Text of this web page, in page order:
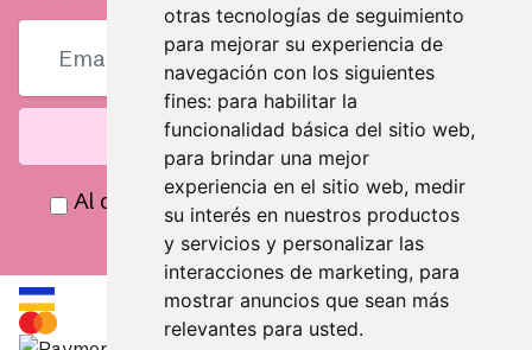
otras tecnologías de seguimiento
para mejorar su experiencia de
navegación con los siguientes
fines: para habilitar la
funcionalidad básica del sitio web,
para brindar una mejor
experiencia en el sitio web, medir
su interés en nuestros productos
y servicios y personalizar las
interacciones de marketing, para
mostrar anuncios que sean más
relevantes para usted.
SUSCRIBIRSE
Al continuar, acepta nuestraPolítica de
PrivacidadyAviso Legal